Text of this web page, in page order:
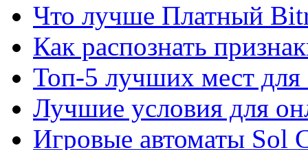
Что лучше Платный
Как распознать
Топ-5 лучших мест для
Лучшие условия для
Игровые автоматы Sol